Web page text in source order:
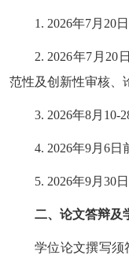
1. 2026年7月 20
2. 2026年7 月 20
范性及创新性审核、
3. 2026年8月 10-
4. 2026年9月 6日
5. 2026年9月 30
二、论文答辩及
学位论文撰写须